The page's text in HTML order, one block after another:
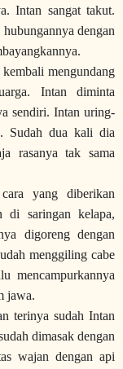
Intan sangat takut.
dengan
mengundang
Intan diminta
sendiri. Intan uring-
Sudah dua kali dia
rasanya tak sama
yang diberikan
di saringan kelapa,
digoreng dengan
menggiling cabe
mencampurkannya
jawa.
terinya sudah Intan
dimasak dengan
wajan dengan api